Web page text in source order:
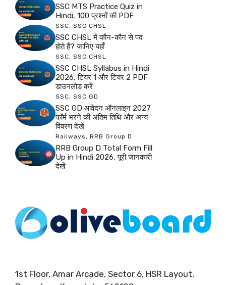
SSC MTS Practice Quiz in
Hindi, 100 प्रश्नों की PDF
SSC, SSC CHSL
SSC CHSL में कौन-कौन से पद
होते हैं? जानिए यहाँ
SSC, SSC CHSL
SSC CHSL Syllabus in Hindi
2026, टियर 1 और टियर 2 PDF
डाउनलोड करें
SSC, SSC GD
SSC GD आवेदन ऑनलाइन 2027
फॉर्म भरने की अंतिम तिथि और अन्य
विवरण देखें
Railways , RRB Group D
RRB Group D Total Form Fill
Up in Hindi 2026, पूरी जानकारी
देखें
1st Floor, Amar Arcade, Sector 6, HSR Layout,